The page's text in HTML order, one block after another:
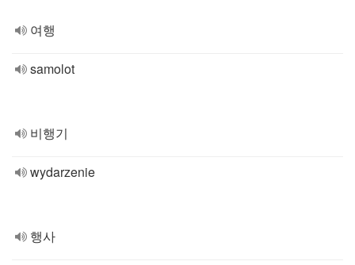
여행
samolot
비행기
wydarzenie
행사